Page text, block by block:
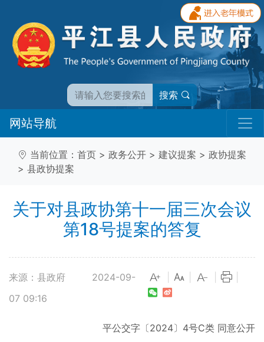
搜索
网站导航
当前位置： 首页 > 政务公开 > 建议提案 > 政协提案
> 县政协提案
关于对县政协第十一届三次会议
第18号提案的答复
来源：县政府
2024-09-
07 09:16
平公交字〔2024〕4号C类 同意公开